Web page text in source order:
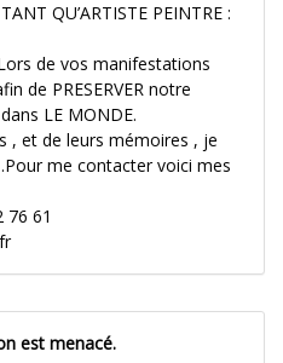
QU’ARTISTE PEINTRE :
de vos manifestations
de PRESERVER notre
LE MONDE.
, et de leurs mémoires , je
me contacter voici mes
76 61
est menacé.